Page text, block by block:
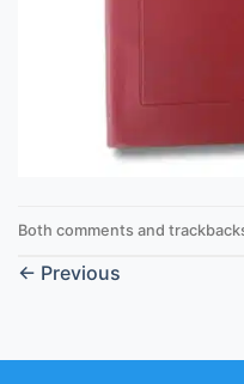
Both comments and
← Previous